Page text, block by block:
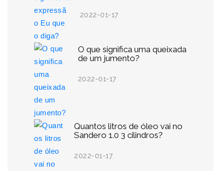
2022-01-17
O que significa uma queixada
de um jumento?
2022-01-17
Quantos litros de óleo vai no
Sandero 1.0 3 cilindros?
2022-01-17